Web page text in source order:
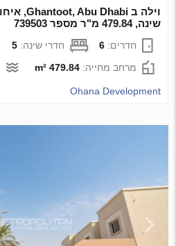
שינה, 479.84 מ"ר מספר 739503
חדרים:6 חדרי שינה:5
מרחב מחייה:479.84 m²
Ohana Development